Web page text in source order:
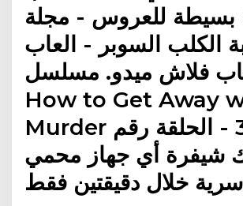
بسيطة للعروس - مجلة
الكلب السوبر - العاب
فلاش ميدو. مسلسل
How to Get Away
Murder موسم 3 - الحلقة رقم
شيفرة أي جهاز محمي